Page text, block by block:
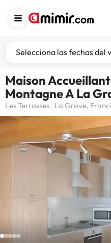
Selecciona las fechas del
Maison
Montagne A La
Les Terrasses , La Grave,